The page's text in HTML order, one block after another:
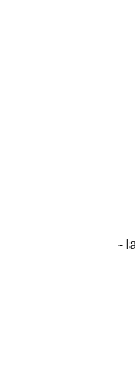
-